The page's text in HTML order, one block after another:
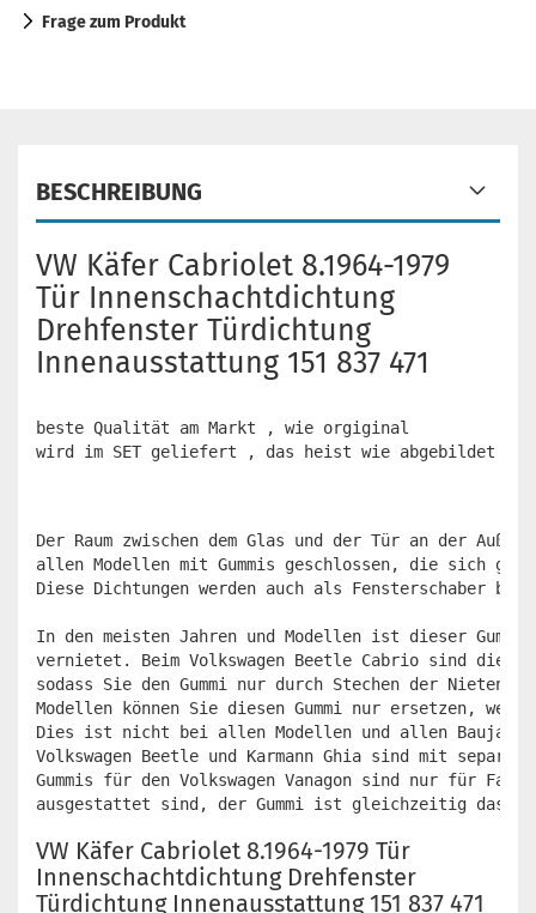
Frage zum Produkt
BESCHREIBUNG
VW Käfer Cabriolet 8.1964-1979
Tür Innenschachtdichtung
Drehfenster Türdichtung
Innenausstattung 151 837 471
beste Qualität am Markt , wie orgiginal
wird im SET geliefert , das heist wie abgebildet
Der Raum zwischen dem Glas und der Tür an der
allen Modellen mit Gummis geschlossen, die sich
Diese Dichtungen werden auch als Fensterschaber
In den meisten Jahren und Modellen ist dieser Gummi
vernietet. Beim Volkswagen Beetle Cabrio sind
sodass Sie den Gummi nur durch Stechen der Nieten
Modellen können Sie diesen Gummi nur ersetzen,
Dies ist nicht bei allen Modellen und allen
Volkswagen Beetle und Karmann Ghia sind mit
Gummis für den Volkswagen Vanagon sind nur für
ausgestattet sind, der Gummi ist gleichzeitig das
VW Käfer Cabriolet 8.1964-1979 Tür
Innenschachtdichtung Drehfenster
Türdichtung Innenausstattung 151 837 471